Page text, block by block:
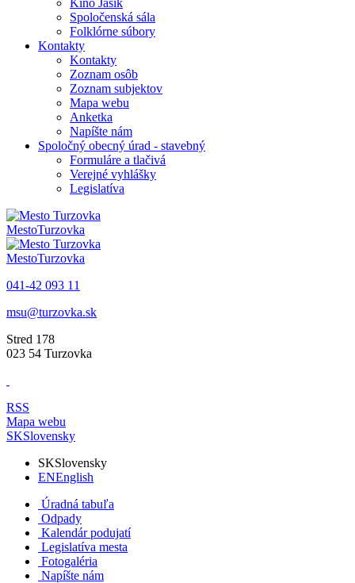
Kino Jašík
Spoločenská sála
Folklórne súbory
Kontakty
Kontakty
Zoznam osôb
Zoznam subjektov
Mapa webu
Anketka
Napíšte nám
Spoločný obecný úrad - stavebný
Formuláre a tlačivá
Verejné vyhlášky
Legislatíva
MestoTurzovka
MestoTurzovka
041-42 093 11
msu@turzovka.sk
Stred 178
023 54 Turzovka
RSS
Mapa webu
SKSlovensky
SKSlovensky
ENEnglish
Úradná tabuľa
Odpady
Kalendár podujatí
Legislatíva mesta
Fotogaléria
Napíšte nám